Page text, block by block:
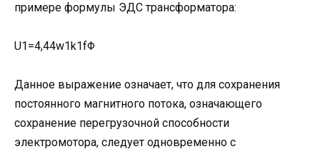
примере формулы ЭДС трансформатора:
U1=4,44w1k1fΦ
Данное выражение означает, что для сохранения
постоянного магнитного потока, означающего
сохранение перегрузочной способности
электромотора, следует одновременно с